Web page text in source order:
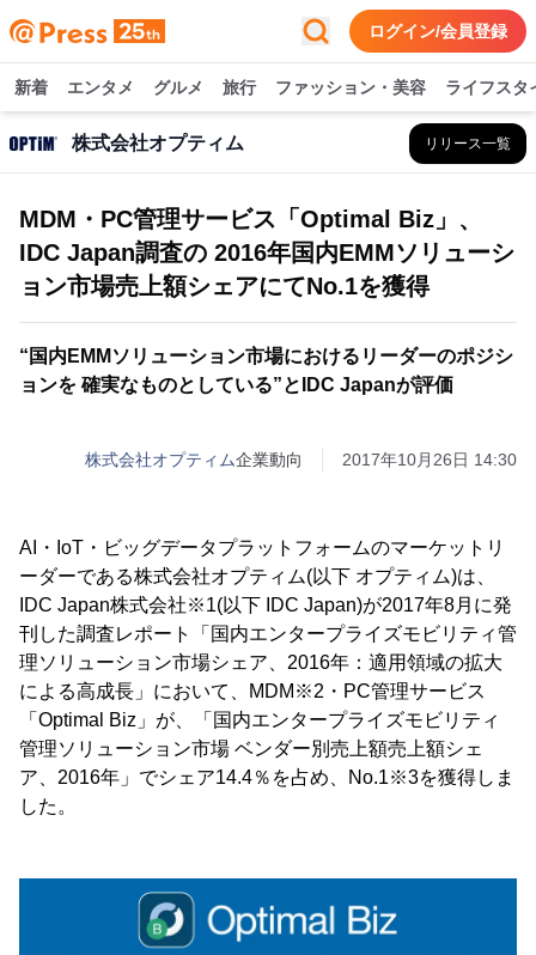
ログイン/会員登録
新着 エンタメ グルメ 旅行 ファッション・美容 ライフスタ
株式会社オプティム リリース一覧
MDM・PC管理サービス「Optimal Biz」、
IDC Japan調査の 2016年国内EMMソリューシ
ョン市場売上額シェアにてNo.1を獲得
“国内EMMソリューション市場におけるリーダーのポジシ
ョンを 確実なものとしている”とIDC Japanが評価
株式会社オプティム企業動向 2017年10月26日 14:30
AI・IoT・ビッグデータプラットフォームのマーケットリ
ーダーである株式会社オプティム(以下 オプティム)は、
IDC Japan株式会社※1(以下 IDC Japan)が2017年8月に発
刊した調査レポート「国内エンタープライズモビリティ管
理ソリューション市場シェア、2016年：適用領域の拡大
による高成長」において、MDM※2・PC管理サービス
「Optimal Biz」が、「国内エンタープライズモビリティ
管理ソリューション市場 ベンダー別売上額売上額シェ
ア、2016年」でシェア14.4％を占め、No.1※3を獲得しま
した。